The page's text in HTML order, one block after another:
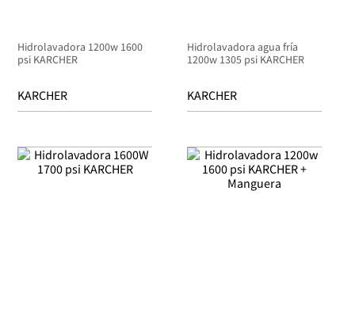
Hidrolavadora 1200w 1600
psi KARCHER
KARCHER
Hidrolavadora agua fría
1200w 1305 psi KARCHER
KARCHER